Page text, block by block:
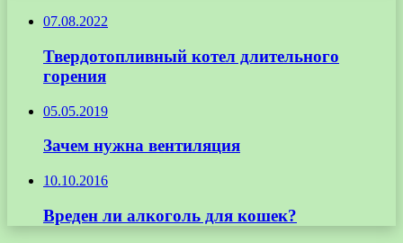
07.08.2022
Твердотопливный котел длительного
горения
05.05.2019
Зачем нужна вентиляция
10.10.2016
Вреден ли алкоголь для кошек?